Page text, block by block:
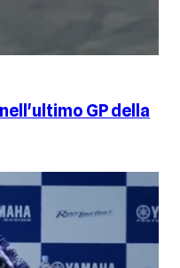
GP della